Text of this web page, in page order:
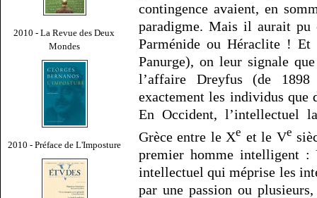
2010 - La Revue des Deux
Mondes
2010 - Préface de L'Imposture
contingence avaient, en
paradigme. Mais il aurait pu
Parménide ou Héraclite ! Et
Panurge), on leur signale
l’affaire Dreyfus (de
exactement les individus que
En Occident, l’intellectuel
Grèce entre le Xe et le Ve
premier homme intelligent :
intellectuel qui méprise les
par une passion ou